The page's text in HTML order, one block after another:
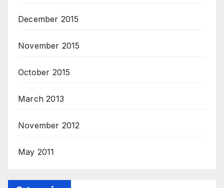
December 2015
November 2015
October 2015
March 2013
November 2012
May 2011